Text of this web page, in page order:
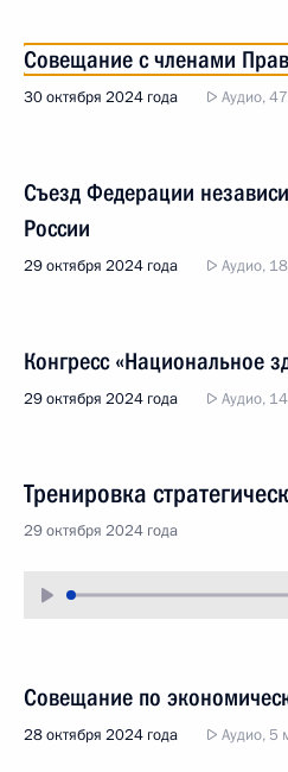
Совещание с членами
30 октября 2024 года Аудио,
Съезд Федерации
России
29 октября 2024 года Аудио,
Конгресс «Национальное
29 октября 2024 года Аудио,
Тренировка
29 октября 2024 года
Совещание по
28 октября 2024 года Аудио, 5